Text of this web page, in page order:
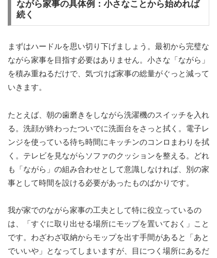
ながら家事の具体例：小さなことから始めれば
続く
まずはハードルを思い切り下げましょう。最初から完璧な
ながら家事を目指す必要はありません。小さな「ながら」
を積み重ねるだけで、気づけば家事の総量がぐっと減って
いきます。
たとえば、朝の歯磨きをしながら洗濯機のスイッチを入れ
る。洗顔が終わったついでに洗面台をさっと拭く。電子レ
ンジを使っている待ち時間にキッチンのコンロまわりを拭
く。テレビを見ながらソファのクッションを整える。どれ
も「ながら」の組み合わせとして意識しなければ、別の家
事として時間を設ける必要があったものばかりです。
我が家でのながら家事の工夫として特に役立っているの
は、「すぐに取り出せる場所にモップを置いておく」こと
です。わざわざ収納からモップを出す手間があると「あと
でいいや」となってしまいますが、目につく場所にあるだ